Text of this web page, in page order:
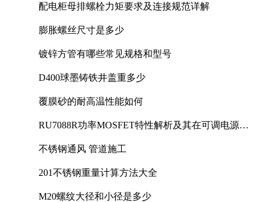
配电柜母排螺栓力矩要求及连接规范详解
膨胀螺丝尺寸是多少
镀锌方管有哪些常见规格和型号
D400球墨铸铁井盖重多少
覆膜砂的耐高温性能如何
RU7088R功率MOSFET特性解析及其在可调电源设
不锈钢通风 管道施工
201不锈钢重量计算方法大全
M20螺纹大径和小径是多少